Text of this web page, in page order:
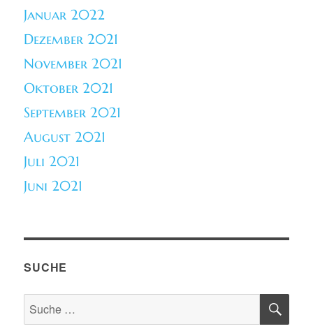
Januar 2022
Dezember 2021
November 2021
Oktober 2021
September 2021
August 2021
Juli 2021
Juni 2021
SUCHE
Suche
nach: